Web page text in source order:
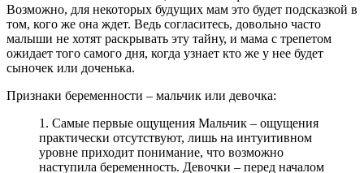
Возможно, для некоторых будущих мам это будет подсказкой в
том, кого же она ждет. Ведь согласитесь, довольно часто
малыши не хотят раскрывать эту тайну, и мама с трепетом
ожидает того самого дня, когда узнает кто же у нее будет
сыночек или доченька.
Признаки беременности – мальчик или девочка:
1. Самые первые ощущения Мальчик – ощущения
практически отсутствуют, лишь на интуитивном
уровне приходит понимание, что возможно
наступила беременность. Девочки – перед началом